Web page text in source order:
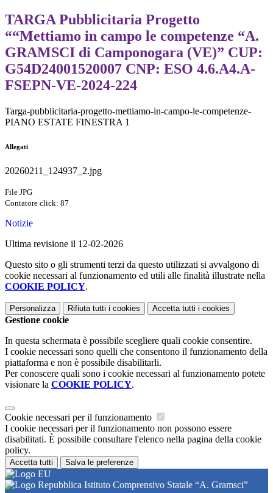
TARGA Pubblicitaria Progetto
““Mettiamo in campo le competenze “A.
GRAMSCI di Camponogara (VE)” CUP:
G54D24001520007 CNP: ESO 4.6.A4.A-
FSEPN-VE-2024-224
Targa-pubblicitaria-progetto-mettiamo-in-campo-le-competenze-
PIANO ESTATE FINESTRA 1
Allegati
20260211_124937_2.jpg
File JPG
Contatore click: 87
Notizie
Ultima revisione il 12-02-2026
Questo sito o gli strumenti terzi da questo utilizzati si avvalgono di
cookie necessari al funzionamento ed utili alle finalità illustrate nella
COOKIE POLICY.
Personalizza Rifiuta tutti i cookies Accetta tutti i cookies
Gestione cookie
In questa schermata è possibile scegliere quali cookie consentire.
I cookie necessari sono quelli che consentono il funzionamento della
piattaforma e non è possibile disabilitarli.
Per conoscere quali sono i cookie necessari al funzionamento potete
visionare la COOKIE POLICY.
Cookie necessari per il funzionamento
I cookie necessari per il funzionamento non possono essere
disabilitati. È possibile consultare l'elenco nella pagina della cookie
policy.
Accetta tutti Salva le preferenze
Istituto Comprensivo Statale “A. Gramsci”